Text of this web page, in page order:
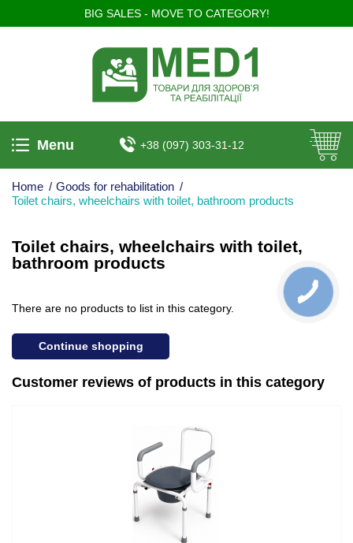
BIG SALES - MOVE TO CATEGORY!
Menu +38 (097) 303-31-12
Home / Goods for rehabilitation /
Toilet chairs, wheelchairs with toilet, bathroom products
Toilet chairs, wheelchairs with toilet,
bathroom products
There are no products to list in this category.
Continue shopping
Customer reviews of products in this category